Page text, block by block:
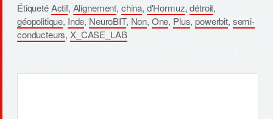
ÉtiquetéActif, Alignement, china, d'Hormuz,détroit,
géopolitique, Inde, NeuroBIT, Non, One, Plus,powerbit, semi-
conducteurs,X_CASE_LAB